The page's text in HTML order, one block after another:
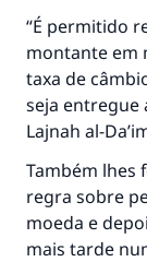
“É permitido
montante em
taxa de
seja entregue
Lajnah al-
Também lhes
regra sobre
moeda e
mais tarde